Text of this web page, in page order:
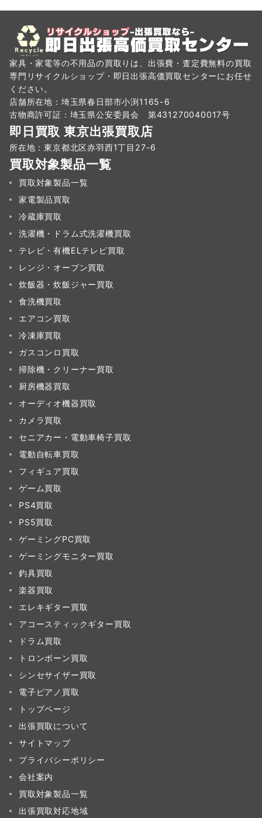
家具・家電等の不用品の買取りは、出張費・査定費無料の買取
専門リサイクルショップ・即日出張高価買取センターにお任せ
ください。
店舗所在地：埼玉県春日部市小渕1165-6
古物商許可証：埼玉県公安委員会 第431270040017号
即日買取 東京出張買取店
所在地：東京都北区赤羽西1丁目27-6
買取対象製品一覧
買取対象製品一覧
家電製品買取
冷蔵庫買取
洗濯機・ドラム式洗濯機買取
テレビ・有機ELテレビ買取
レンジ・オーブン買取
炊飯器・炊飯ジャー買取
食洗機買取
エアコン買取
冷凍庫買取
ガスコンロ買取
掃除機・クリーナー買取
厨房機器買取
オーディオ機器買取
カメラ買取
セニアカー・電動車椅子買取
電動自転車買取
フィギュア買取
ゲーム買取
PS4買取
PS5買取
ゲーミングPC買取
ゲーミングモニター買取
釣具買取
楽器買取
エレキギター買取
アコースティックギター買取
ドラム買取
トロンボーン買取
シンセサイザー買取
電子ピアノ買取
トップページ
出張買取について
サイトマップ
プライバシーポリシー
会社案内
買取対象製品一覧
出張買取対応地域